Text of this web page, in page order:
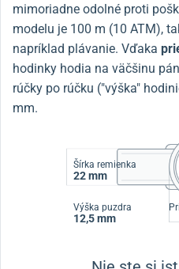
mimoriadne odolné proti
modelu je 100 m (10 ATM),
napríklad plávanie. Vďaka
hodinky hodia na väčšinu
rúčky po rúčku ("výška"
mm.
Šírka remienka
22 mm
Výška puzdra
12,5 mm